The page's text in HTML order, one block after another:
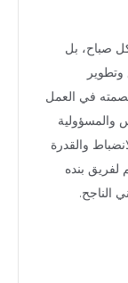
صباح، بل
وتطوير
في العمل
والمسؤولية
والقدرة
بنده
الناجح.